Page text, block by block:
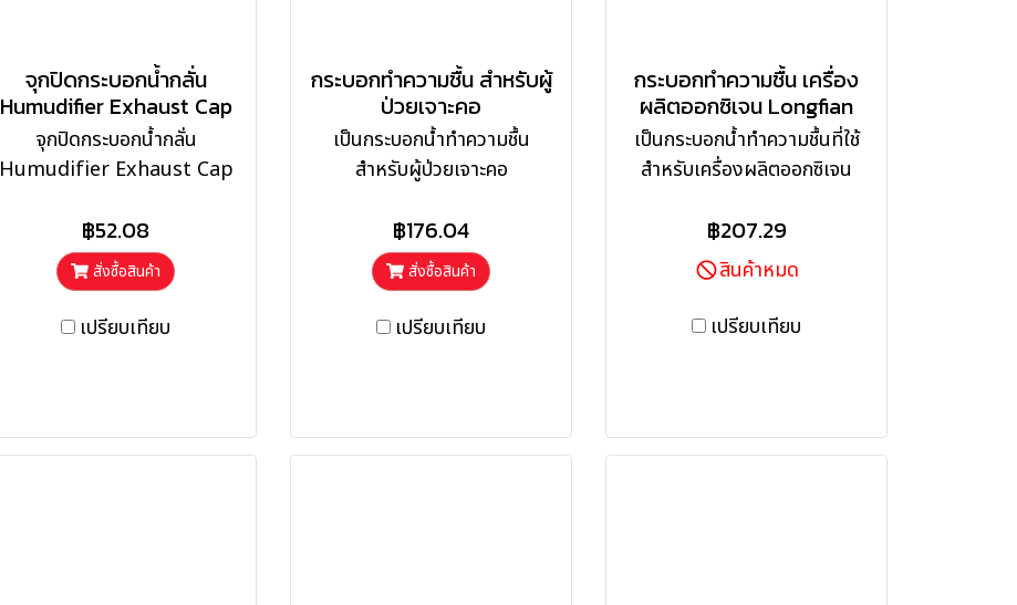
จุกปิดกระบอกน้ำกลั่น
Humudifier Exhaust Cap
จุกปิดกระบอกน้ำกลั่น
Humudifier Exhaust Cap
฿52.08
สั่งซื้อสินค้า
เปรียบเทียบ
กระบอกทำความชื้น สำหรับผู้
ป่วยเจาะคอ
เป็นกระบอกน้ำทำความชื้น
สำหรับผู้ป่วยเจาะคอ
฿176.04
สั่งซื้อสินค้า
เปรียบเทียบ
กระบอกทำความชื้น เครื่อง
ผลิตออกซิเจน Longfian
เป็นกระบอกน้ำทำความชื้นที่ใช้
สำหรับเครื่องผลิตออกซิเจน
฿207.29
สินค้าหมด
เปรียบเทียบ